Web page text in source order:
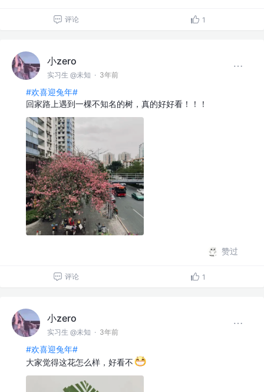
评论 1
小zero
实习生 @未知 · 3年前
#欢喜迎兔年#
回家路上遇到一棵不知名的树，真的好好看！！！
赞过
评论 1
小zero
实习生 @未知 · 3年前
#欢喜迎兔年#
大家觉得这花怎么样，好看不